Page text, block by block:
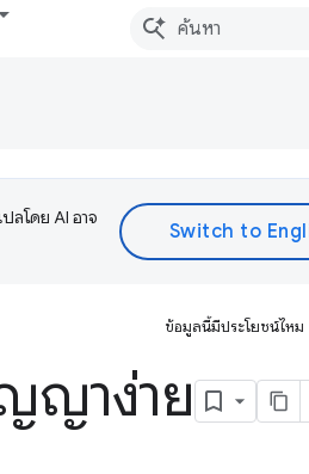
ลโดย AI อาจ
ข้อมูลนี้มีประโยชน์ไหม
ญาง่าย